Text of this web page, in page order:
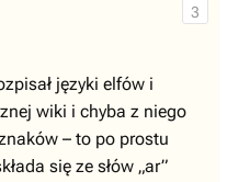
3
języki elfów i
wiki i chyba z niego
– to po prostu
się ze słów „ar”